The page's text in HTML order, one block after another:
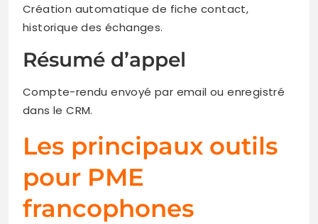
Création automatique de fiche contact,
historique des échanges.
Résumé d’appel
Compte-rendu envoyé par email ou enregistré
dans le CRM.
Les principaux outils
pour PME
francophones